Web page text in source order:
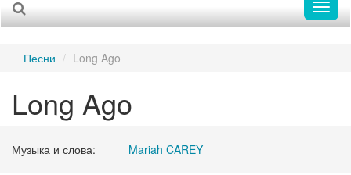
Песни Long Ago
Long Ago
Музыка и слова: Mariah CAREY